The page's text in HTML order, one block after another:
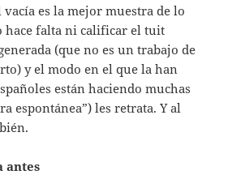
es la mejor muestra de lo
hace falta ni calificar el tuit
(que no es un trabajo de
y el modo en el que la han
están haciendo muchas
espontánea”) les retrata. Y al
antes